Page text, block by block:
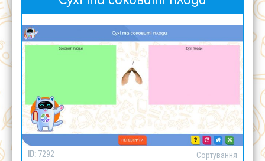
ID: 7292 Сортування